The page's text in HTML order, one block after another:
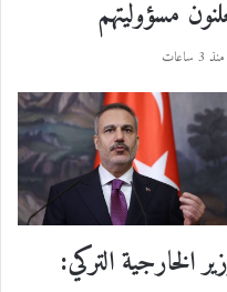
مسؤوليتهم
منذ 3 ساعات
الخارجية التركي: